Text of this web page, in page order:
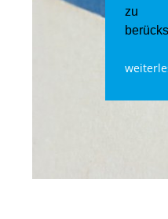
zu